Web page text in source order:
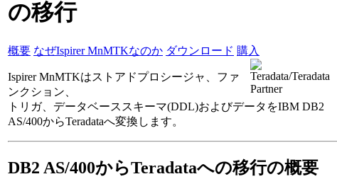
の移行
概要 なぜIspirer MnMTKなのか ダウンロード 購入
Ispirer MnMTKはストアドプロシージャ、ファ
ンクション、
トリガ、データベーススキーマ(DDL)およびデータをIBM DB2
AS/400からTeradataへ変換します。
DB2 AS/400からTeradataへの移行の概要